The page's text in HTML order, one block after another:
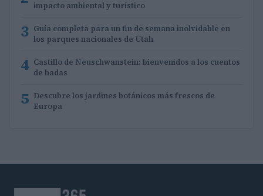
impacto ambiental y turístico
3 Guía completa para un fin de semana inolvidable en
los parques nacionales de Utah
4 Castillo de Neuschwanstein: bienvenidos a los cuentos
de hadas
5 Descubre los jardines botánicos más frescos de
Europa